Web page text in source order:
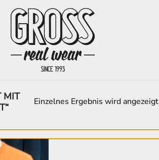
MIT
Einzelnes Ergebnis wird angezeigt